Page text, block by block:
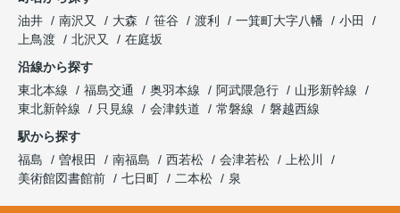
油井
南沢又 大森 笹谷 渡利 一箕町大字八幡
小田
上鳥渡
北沢又
在庭坂
沿線から探す
東北本線
福島交通 奥羽本線 阿武隈急行
山形新幹線
東北新幹線
只見線 会津鉄道 常磐線
磐越西線
駅から探す
福島
曽根田 南福島 西若松 会津若松
上松川
美術館図書館前
七日町 二本松 泉